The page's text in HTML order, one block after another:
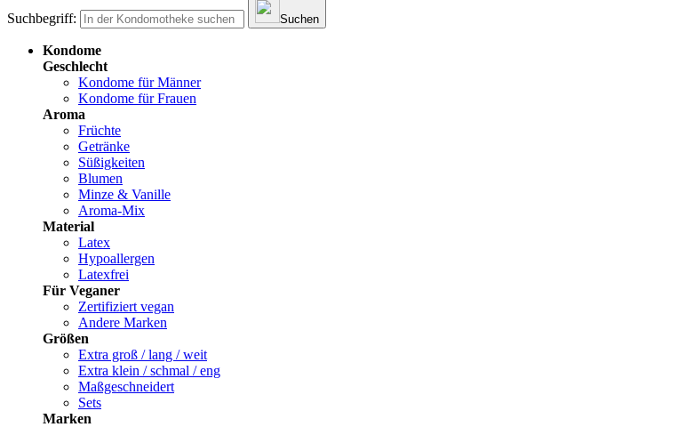
Suchbegriff: Suchen
Kondome
Geschlecht
Kondome für Männer
Kondome für Frauen
Aroma
Früchte
Getränke
Süßigkeiten
Blumen
Minze & Vanille
Aroma-Mix
Material
Latex
Hypoallergen
Latexfrei
Für Veganer
Zertifiziert vegan
Andere Marken
Größen
Extra groß / lang / weit
Extra klein / schmal / eng
Maßgeschneidert
Sets
Marken